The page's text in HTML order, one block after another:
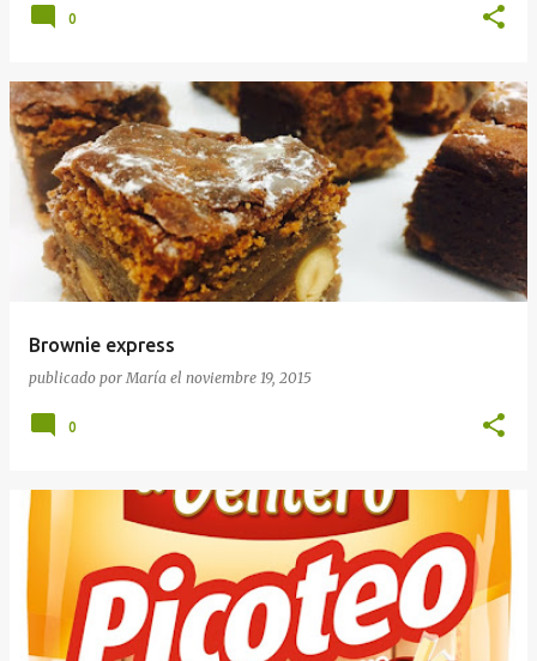
0
Brownie express
publicado por María el noviembre 19, 2015
0